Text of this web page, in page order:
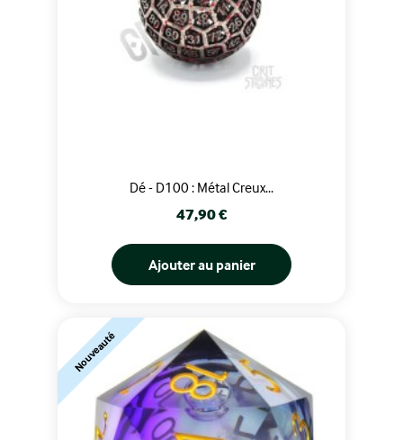
Dé - D100 : Métal Creux...
Prix
47,90 €
Ajouter au panier
Nouveauté